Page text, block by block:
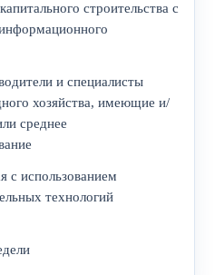
строительства с
и специалисты
хозяйства, имеющие и/
среднее
с использованием
технологий